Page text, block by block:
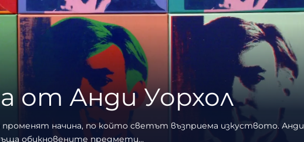
от Анди Уорхол
начина, по който светът възприема изкуството. Анди
обикновените предмети…